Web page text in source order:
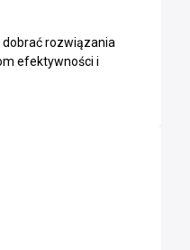
rozwiązania
efektywności i